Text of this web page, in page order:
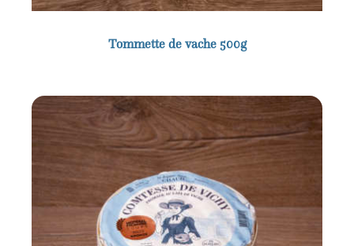
Tommette de vache 500g